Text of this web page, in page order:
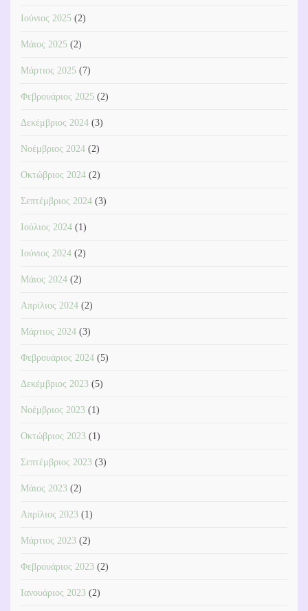
Ιούνιος 2025 (2)
Μάιος 2025 (2)
Μάρτιος 2025 (7)
Φεβρουάριος 2025 (2)
Δεκέμβριος 2024 (3)
Νοέμβριος 2024 (2)
Οκτώβριος 2024 (2)
Σεπτέμβριος 2024 (3)
Ιούλιος 2024 (1)
Ιούνιος 2024 (2)
Μάιος 2024 (2)
Απρίλιος 2024 (2)
Μάρτιος 2024 (3)
Φεβρουάριος 2024 (5)
Δεκέμβριος 2023 (5)
Νοέμβριος 2023 (1)
Οκτώβριος 2023 (1)
Σεπτέμβριος 2023 (3)
Μάιος 2023 (2)
Απρίλιος 2023 (1)
Μάρτιος 2023 (2)
Φεβρουάριος 2023 (2)
Ιανουάριος 2023 (2)